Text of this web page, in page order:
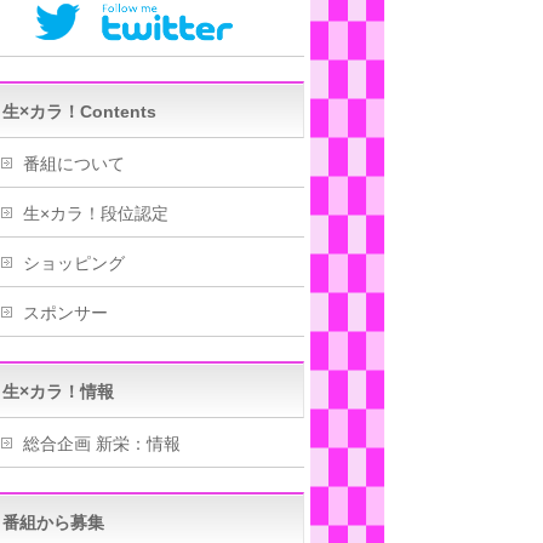
生×カラ！Contents
番組について
生×カラ！段位認定
ショッピング
スポンサー
生×カラ！情報
総合企画 新栄：情報
番組から募集